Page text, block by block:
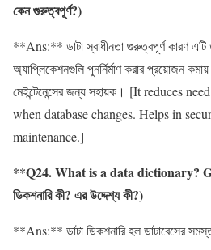
কেন গুরুত্বপূর্ণ?)
**Ans:** ডাটা স্বাধীনতা গুরুত্বপূর্ণ কারণ এটি
অ্যাপ্লিকেশনগুলি পুনর্নির্মাণ করার প্রয়োজন
মেইন্টেনেন্সের জন্য সহায়ক। [It reduces
when database changes. Helps in
maintenance.]
**Q24. What is a data dictionary?
ডিকশনারি কী? এর উদ্দেশ্য কী?)
**Ans:** ডাটা ডিকশনারি হল ডাটাবেসের